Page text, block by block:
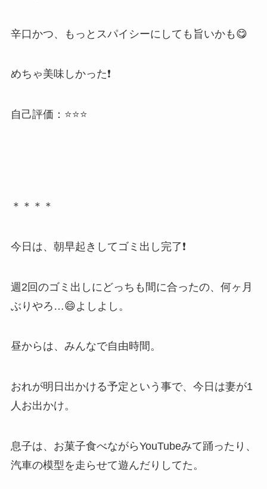
辛口かつ、もっとスパイシーにしても旨いかも😋
めちゃ美味しかった❗
自己評価：⭐⭐⭐
＊＊＊＊
今日は、朝早起きしてゴミ出し完了❗
週2回のゴミ出しにどっちも間に合ったの、何ヶ月
ぶりやろ…😄よしよし。
昼からは、みんなで自由時間。
おれが明日出かける予定という事で、今日は妻が1
人お出かけ。
息子は、お菓子食べながらYouTubeみて踊ったり、
汽車の模型を走らせて遊んだりしてた。